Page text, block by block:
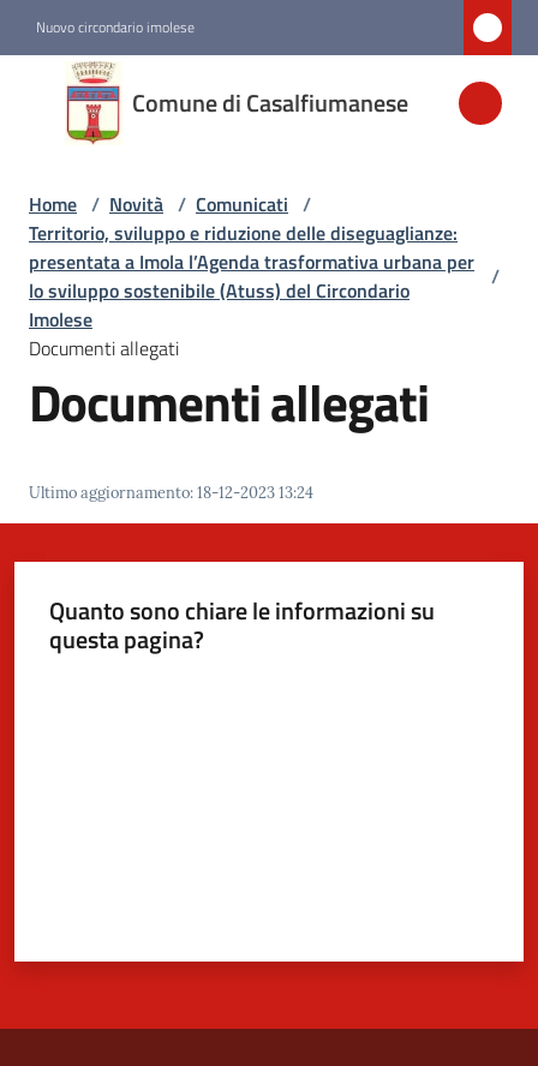
Nuovo circondario imolese
Comune di Casalfiumanese
Comune di
Casalfiumanese
Amministrazione
Novità
Menu selezionato
Servizi
5x1000
Home / Novità / Comunicati /
Territorio, sviluppo e riduzione delle diseguaglianze:
presentata a Imola l’Agenda trasformativa urbana per
lo sviluppo sostenibile (Atuss) del Circondario
Imolese
/
Documenti allegati
Documenti allegati
Ultimo aggiornamento:18-12-2023 13:24
Quanto sono chiare le informazioni su
questa pagina?